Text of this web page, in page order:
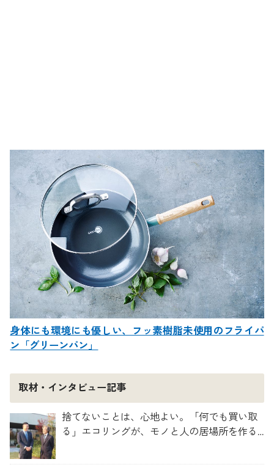
身体にも環境にも優しい、フッ素樹脂未使用のフライパ
ン「グリーンパン」
取材・インタビュー記事
捨てないことは、心地よい。「何でも買い取
る」エコリングが、モノと人の居場所を作る